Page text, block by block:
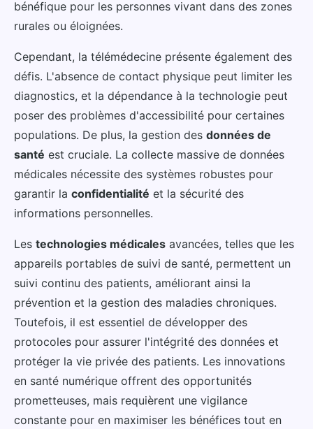
bénéfique pour les personnes vivant dans des zones
rurales ou éloignées.
Cependant, la télémédecine présente également des
défis. L'absence de contact physique peut limiter les
diagnostics, et la dépendance à la technologie peut
poser des problèmes d'accessibilité pour certaines
populations. De plus, la gestion des données de
santé est cruciale. La collecte massive de données
médicales nécessite des systèmes robustes pour
garantir la confidentialité et la sécurité des
informations personnelles.
Les technologies médicales avancées, telles que les
appareils portables de suivi de santé, permettent un
suivi continu des patients, améliorant ainsi la
prévention et la gestion des maladies chroniques.
Toutefois, il est essentiel de développer des
protocoles pour assurer l'intégrité des données et
protéger la vie privée des patients. Les innovations
en santé numérique offrent des opportunités
prometteuses, mais requièrent une vigilance
constante pour en maximiser les bénéfices tout en